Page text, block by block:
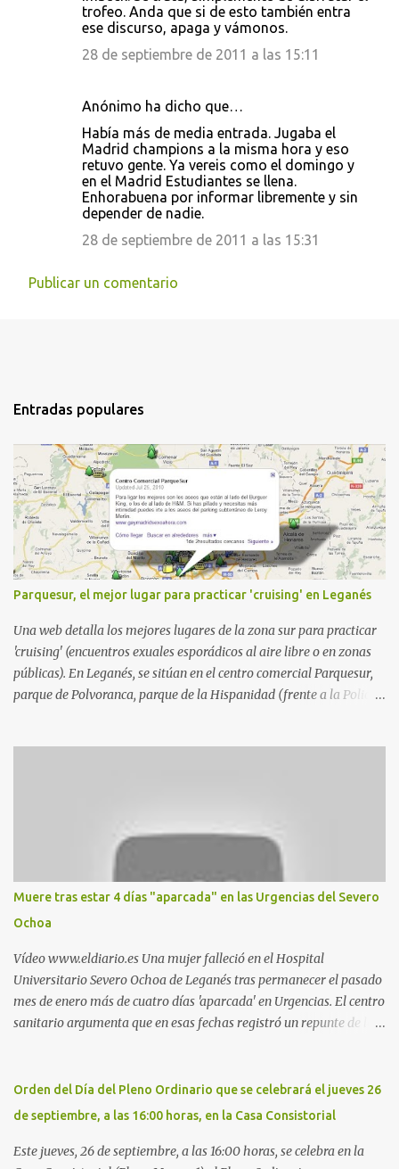
trofeo. Anda que si de esto también entra
ese discurso, apaga y vámonos.
28 de septiembre de 2011 a las 15:11
Anónimo ha dicho que…
Había más de media entrada. Jugaba el
Madrid champions a la misma hora y eso
retuvo gente. Ya vereis como el domingo y
en el Madrid Estudiantes se llena.
Enhorabuena por informar libremente y sin
depender de nadie.
28 de septiembre de 2011 a las 15:31
Publicar un comentario
Entradas populares
Parquesur, el mejor lugar para practicar 'cruising' en Leganés
Una web detalla los mejores lugares de la zona sur para practicar
'cruising' (encuentros exuales esporádicos al aire libre o en zonas
públicas). En Leganés, se sitúan en el centro comercial Parquesur,
parque de Polvoranca, parque de la Hispanidad (frente a la Policía
estadio municipal de Butarque) y caminos entre el estadio y Plaza
Nueva. Otro lugar: Escombrera de Polvoranca, entre Leganés y
Móstoles También en el parque de la Hispanidad, situado frente a
la Policía Local de Leganés de la calle Chile, 1, y junto al
cementerio de Butarque". Más información
Muere tras estar 4 días "aparcada" en las Urgencias del Severo
Ochoa
Vídeo www.eldiario.es Una mujer falleció en el Hospital
Universitario Severo Ochoa de Leganés tras permanecer el pasado
mes de enero más de cuatro días 'aparcada' en Urgencias. El centro
sanitario argumenta que en esas fechas registró un repunte de las
arritmia y agravamiento de su dolencia por culpa de un resfriado.
Por ello, la ingresaron a finales del año pasado en el Hospital
cama, en el pasillo, sin mantas y sin poder descansar. Su hija, que
Orden del Día del Pleno Ordinario que se celebrará el jueves 26
de septiembre, a las 16:00 horas, en la Casa Consistorial
Este jueves, 26 de septiembre, a las 16:00 horas, se celebra en la